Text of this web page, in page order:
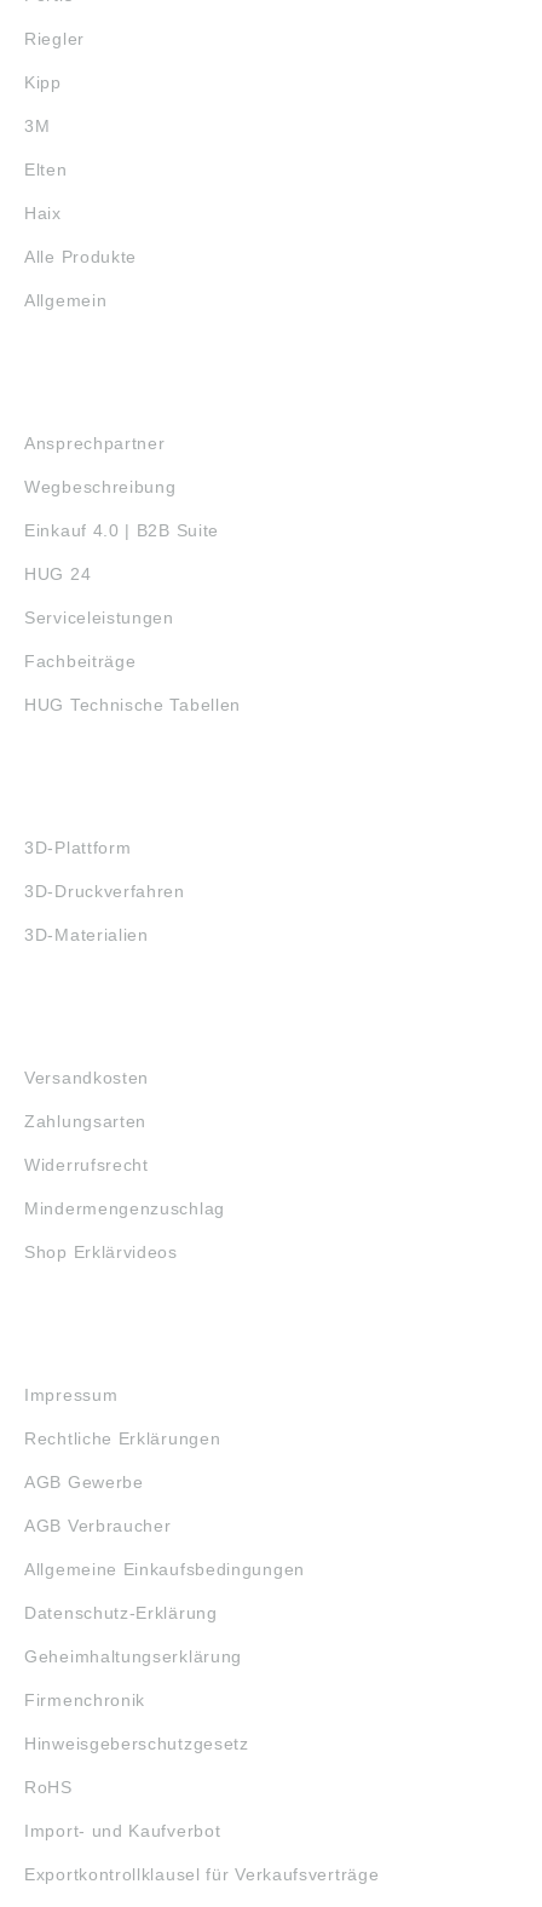
Riegler
Kipp
3M
Elten
Haix
Alle Produkte
Allgemein
Ansprechpartner
Wegbeschreibung
Einkauf 4.0 | B2B Suite
HUG 24
Serviceleistungen
Fachbeiträge
HUG Technische Tabellen
3D-Plattform
3D-Druckverfahren
3D-Materialien
Versandkosten
Zahlungsarten
Widerrufsrecht
Mindermengenzuschlag
Shop Erklärvideos
Impressum
Rechtliche Erklärungen
AGB Gewerbe
AGB Verbraucher
Allgemeine Einkaufsbedingungen
Datenschutz-Erklärung
Geheimhaltungserklärung
Firmenchronik
Hinweisgeberschutzgesetz
RoHS
Import- und Kaufverbot
Exportkontrollklausel für Verkaufsverträge